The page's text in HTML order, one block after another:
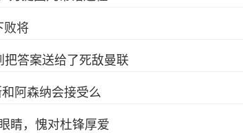
败将
答案送给了死敌曼联
阿森纳会接受么
睛，愧对杜锋厚爱